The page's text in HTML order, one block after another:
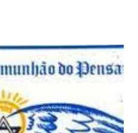
visão. Durante todo
este tema e gostaríamos de
e reflexões no final
e acompanhar as
Não estranhem o fato